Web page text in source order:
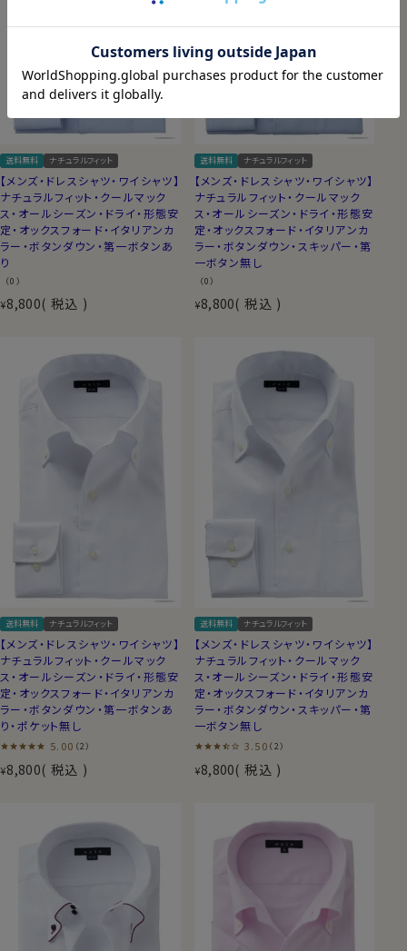
送料無料 ナチュラルフィット
【メンズ・ドレスシャツ・ワイシャツ】
ナチュラルフィット・クールマック
ス・オールシーズン・ドライ・形態安
定・オックスフォード・イタリアンカ
ラー・ボタンダウン・第一ボタンあ
り
（0）
¥8,800 税込
送料無料 ナチュラルフィット
【メンズ・ドレスシャツ・ワイシャツ】
ナチュラルフィット・クールマック
ス・オールシーズン・ドライ・形態安
定・オックスフォード・イタリアンカ
ラー・ボタンダウン・スキッパー・第
一ボタン無し
（0）
¥8,800 税込
送料無料 ナチュラルフィット
【メンズ・ドレスシャツ・ワイシャツ】
ナチュラルフィット・クールマック
ス・オールシーズン・ドライ・形態安
定・オックスフォード・イタリアンカ
ラー・ボタンダウン・第一ボタンあ
り・ポケット無し
5.00 （2）
¥8,800 税込
送料無料 ナチュラルフィット
【メンズ・ドレスシャツ・ワイシャツ】
ナチュラルフィット・クールマック
ス・オールシーズン・ドライ・形態安
定・オックスフォード・イタリアンカ
ラー・ボタンダウン・スキッパー・第
一ボタン無し
3.50 （2）
¥8,800 税込